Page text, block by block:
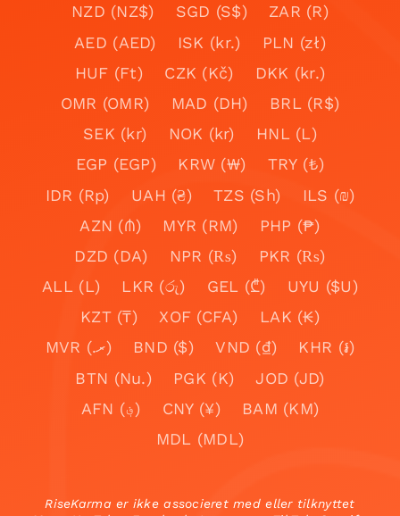
NZD (NZ$)
SGD (S$)
ZAR (R)
AED (AED)
ISK (kr.)
PLN (zł)
HUF (Ft)
CZK (Kč)
DKK (kr.)
OMR (OMR)
MAD (DH)
BRL (R$)
SEK (kr)
NOK (kr)
HNL (L)
EGP (EGP)
KRW (₩)
TRY (₺)
IDR (Rp)
UAH (₴) TZS (Sh)
ILS (₪)
AZN (₼)
MYR (RM)
PHP (₱)
DZD (DA)
NPR (₨)
PKR (₨)
ALL (L)
LKR (රු) GEL (₾)
UYU ($U)
KZT (₸)
XOF (CFA)
LAK (₭)
MVR (.ރ)
BND ($) VND (₫)
KHR (៛)
BTN (Nu.)
PGK (K)
JOD (JD)
AFN (؋)
CNY (¥)
BAM (KM)
MDL (MDL)
RiseKarma er ikke associeret med eller tilknyttet